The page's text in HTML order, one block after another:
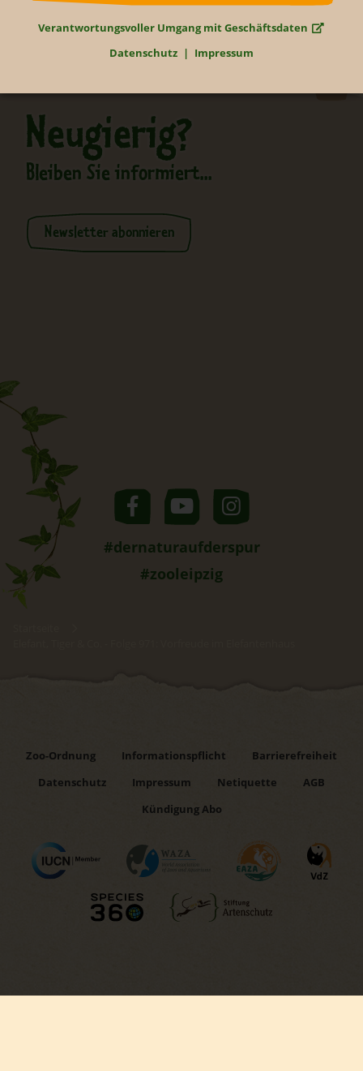
Neugierig?
Bleiben Sie informiert...
Newsletter abonnieren
#dernaturaufderspur
#zooleipzig
Zoo-Ordnung Informationspflicht
Barrierefreiheit
Datenschutz
Impressum Netiquette
AGB
Kündigung Abo
Verantwortungsvoller Umgang mit Geschäftsdaten
Datenschutz
Impressum